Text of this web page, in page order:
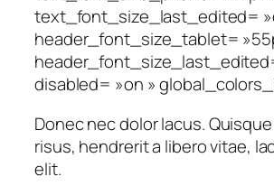
text_font_size_last_edited=
header_font_size_tablet=
disabled= »on »
Donec nec dolor lacus.
risus, hendrerit a libero vitae,
elit.